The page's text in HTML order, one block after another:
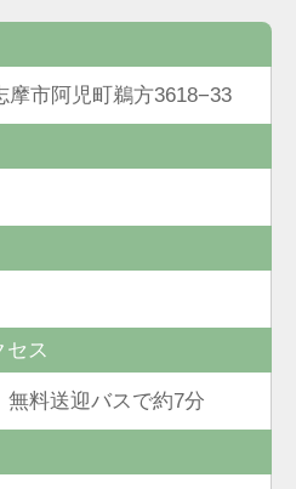
市阿児町鵜方3618−33
セス
料送迎バスで約7分